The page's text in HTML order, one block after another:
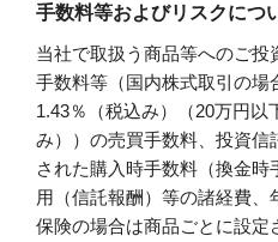
手数料等およびリスクにつ
当社で取扱う商品等へのご
手数料等（国内株式取引の場
1.43％（税込み）（20万円以
み））の売買手数料、投資信
された購入時手数料（換金
用（信託報酬）等の諸経費
保険の場合は商品ごとに設定